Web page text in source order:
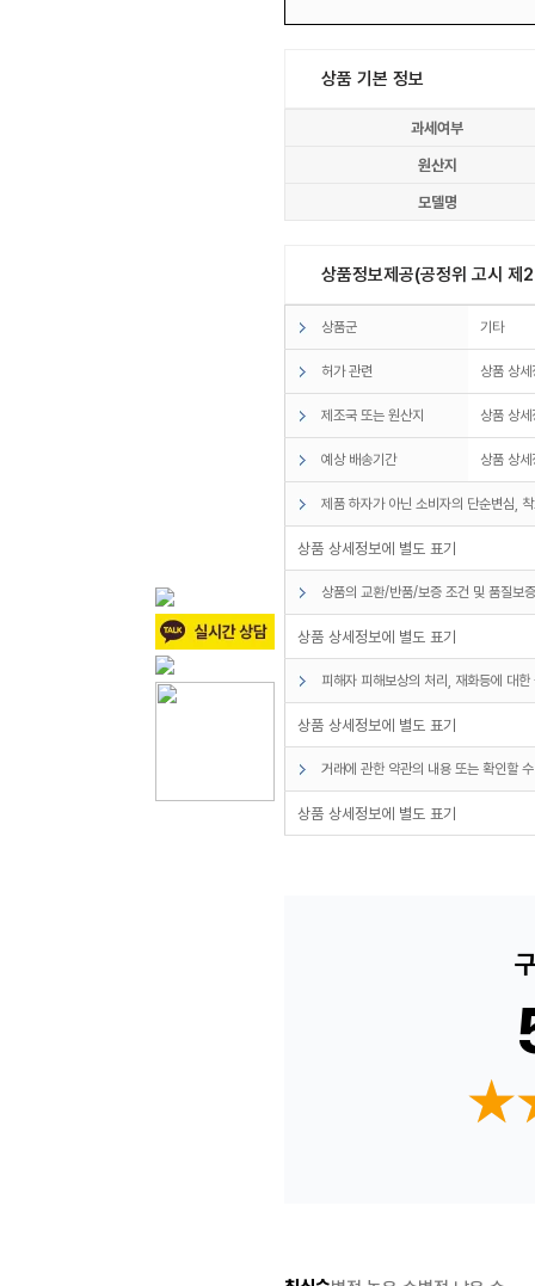
상품 기본 정보
과세여부
원산지
모델명
상품정보제공(공정위 고시
상품군 기타
허가 관련 상품 상
제조국 또는 원산지 상품 상
예상 배송기간 상품 상
제품 하자가 아닌 소비자의 단순변심,
상품 상세정보에 별도 표기
상품의 교환/반품/보증 조건 및 품질보
상품 상세정보에 별도 표기
피해자 피해보상의 처리, 재화등에 대
상품 상세정보에 별도 표기
거래에 관한 약관의 내용 또는 확인할
상품 상세정보에 별도 표기